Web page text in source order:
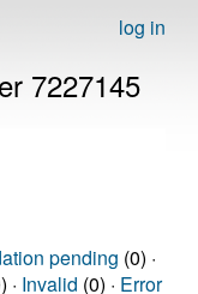
log in
7227145
pending (0) ·
· Invalid (0) · Error